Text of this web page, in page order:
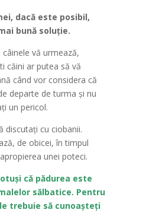
dacă este posibil,
bună soluție.
vă urmează,
căini ar putea să vă
când vor considera că
departe de turma și nu
un pericol.
discutați cu ciobanii.
de obicei, în timpul
unei poteci.
că pădurea este
sălbatice. Pentru
trebuie să cunoașteți